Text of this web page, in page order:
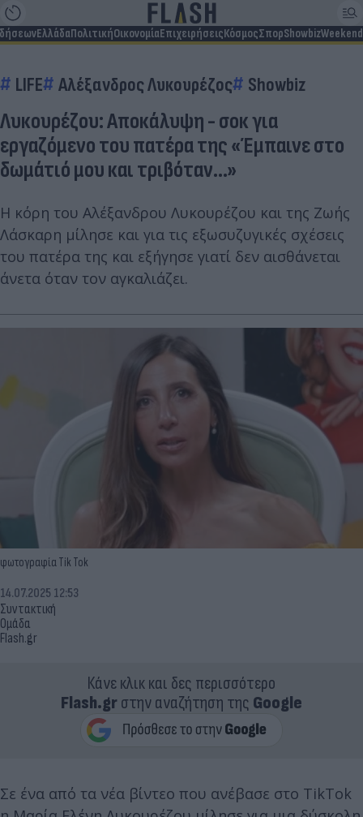
ΕλλάδαΠολιτικήΟικονομίαΕπιχειρήσειςΚόσμοςΣπορShowbizWeekend
LIFE Αλέξανδρος Λυκουρέζος Showbiz
Λυκουρέζου: Αποκάλυψη - σοκ για
εργαζόμενο του πατέρα της «Έμπαινε στο
δωμάτιό μου και τριβόταν...»
Η κόρη του Αλέξανδρου Λυκουρέζου και της Ζωής
Λάσκαρη μίλησε και για τις εξωσυζυγικές σχέσεις
του πατέρα της και εξήγησε γιατί δεν αισθάνεται
άνετα όταν τον αγκαλιάζει.
φωτογραφία Tik Tok
Συντακτική
Ομάδα
Flash.gr
14.07.2025 12:53
Κάνε κλικ και δες περισσότερο
Flash.grστην αναζήτηση της Google
Σε ένα από τα νέα βίντεο που ανέβασε στο TikTok